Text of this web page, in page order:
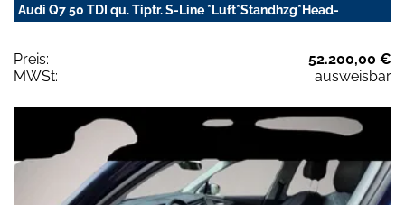
Audi Q7 50 TDI qu. Tiptr. S-Line *Luft*Standhzg*Head-
Preis:
52.200,00 €
MWSt:
ausweisbar